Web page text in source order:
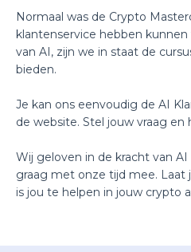
Normaal was de Crypto
klantenservice hebben
van AI, zijn we in staat de
bieden.
Je kan ons eenvoudig de AI
de website. Stel jouw vraag
Wij geloven in de kracht van
graag met onze tijd mee. Laat
is jou te helpen in jouw crypto